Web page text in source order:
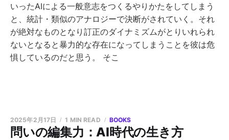
いったAIによる一般意志をつくるやりかたをしてしまう
と、統計・類似のアナロジーで決断がされていく。それ
が絶対なものとなり訂正のダイナミズムがとりいれられ
ないとなると暴力的な存在になってしまうことを彼は危
惧しているのだと思う。 そこ
問いの編集力：AI時代の生き方
2025年2月17日 1 MIN READ BOOKS